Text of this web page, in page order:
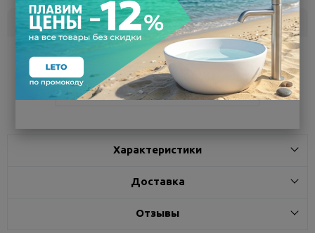
Склад Кол-во Срок поставки
под заказ
Поделиться
Характеристики
Доставка
Отзывы